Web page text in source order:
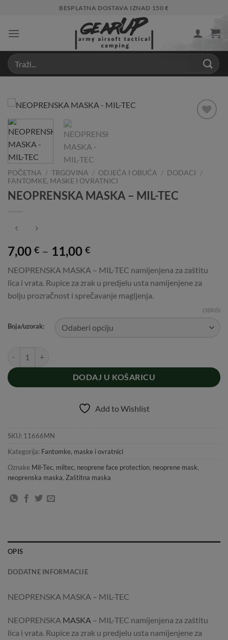
content
BESPLATNA DOSTAVA IZNAD 150 €
POČETNA / TRGOVINA / ODJEĆA I OBUĆA / DODACI
/
FANTOMKE, MASKE I OVRATNICI
NEOPRENSKA MASKA – MIL-TEC
7,00 € – 11,00 €
NEOPRENSKA MASKA – MIL-TEC namijenjena za zaštitu
lica i vrata. Rupice za zrak u predjelu usta namijenjene za
bolju prozračnost i sprečavanje magljenja.
Boja/uzorak:
OBRIŠI
DODAJ U KOŠARICU
Add to Wishlist
SKU: 11666MN
Kategorija: Fantomke, maske i ovratnici
Oznake Mil-Tec, miltec, neoprene face protection, neoprene mask,
neoprenska maska, Zaštitna maska
OPIS
DODATNE INFORMACIJE
NEOPRENSKA MASKA – MIL-TEC
NEOPRENSKA MASKA – MIL-TEC namijenjena za zaštitu
lica i vrata. Rupice za zrak u predjelu usta namijenjene za